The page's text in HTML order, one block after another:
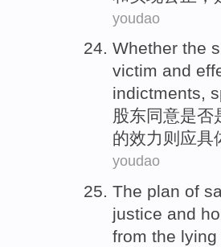
youdao
Whether the
victim and
indictments,
股东同意是否
的效力则应具
youdao
The plan of
justice and
from the lying